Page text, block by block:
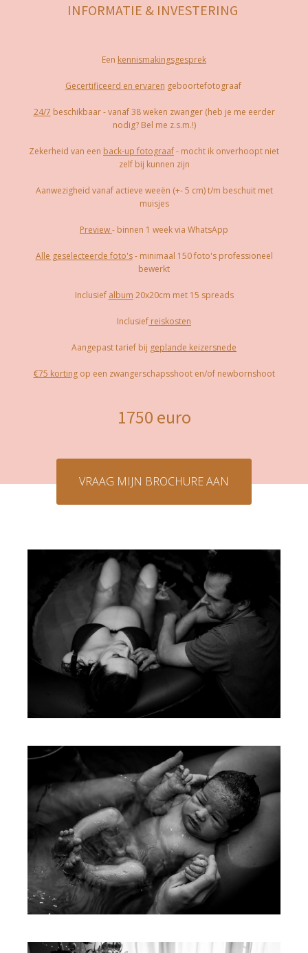
INFORMATIE & INVESTERING
Een kennismakingsgesprek
Gecertificeerd en ervaren geboortefotograaf
24/7 beschikbaar - vanaf 38 weken zwanger (heb je me eerder
nodig? Bel me z.s.m.!)
Zekerheid van een back-up fotograaf- mocht ik onverhoopt niet
zelf bij kunnen zijn
Aanwezigheid vanaf actieve weeën (+- 5 cm) t/m beschuit met
muisjes
Preview- binnen 1 week via WhatsApp
Alle geselecteerde foto's- minimaal 150 foto's professioneel
bewerkt
Inclusief album 20x20cm met 15 spreads
Inclusief reiskosten
Aangepast tarief bij geplande keizersnede
€75 kortingop een zwangerschapsshoot en/of newbornshoot
1750 euro
VRAAG MIJN BROCHURE AAN